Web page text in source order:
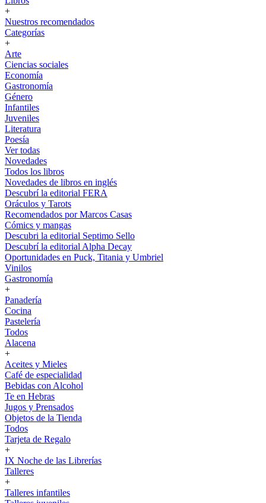
+
Nuestros recomendados
Categorías
+
Arte
Ciencias sociales
Economía
Gastronomía
Género
Infantiles
Juveniles
Literatura
Poesía
Ver todas
Novedades
Todos los libros
Novedades de libros en inglés
Descubrí la editorial FERA
Oráculos y Tarots
Recomendados por Marcos Casas
Cómics y mangas
Descubri la editorial Septimo Sello
Descubrí la editorial Alpha Decay
Oportunidades en Puck, Titania y Umbriel
Vinilos
Gastronomía
+
Panadería
Cocina
Pastelería
Todos
Alacena
+
Aceites y Mieles
Café de especialidad
Bebidas con Alcohol
Te en Hebras
Jugos y Prensados
Objetos de la Tienda
Todos
Tarjeta de Regalo
+
IX Noche de las Librerías
Talleres
+
Talleres infantiles